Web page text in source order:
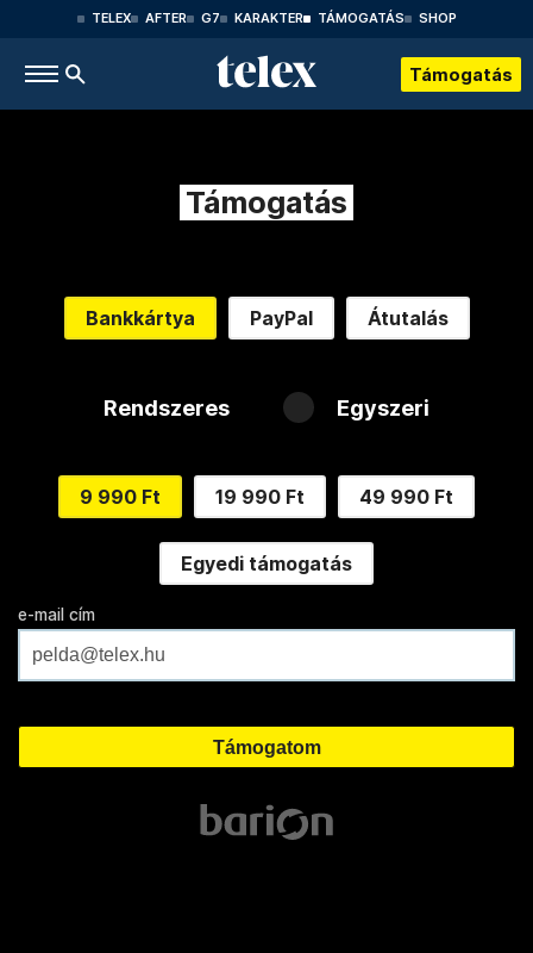
TELEX AFTER G7 KARAKTER TÁMOGATÁS SHOP
Támogatás
Támogatás
Bankkártya PayPal Átutalás
Rendszeres Egyszeri
9 990 Ft 19 990 Ft 49 990 Ft
Egyedi támogatás
e-mail cím